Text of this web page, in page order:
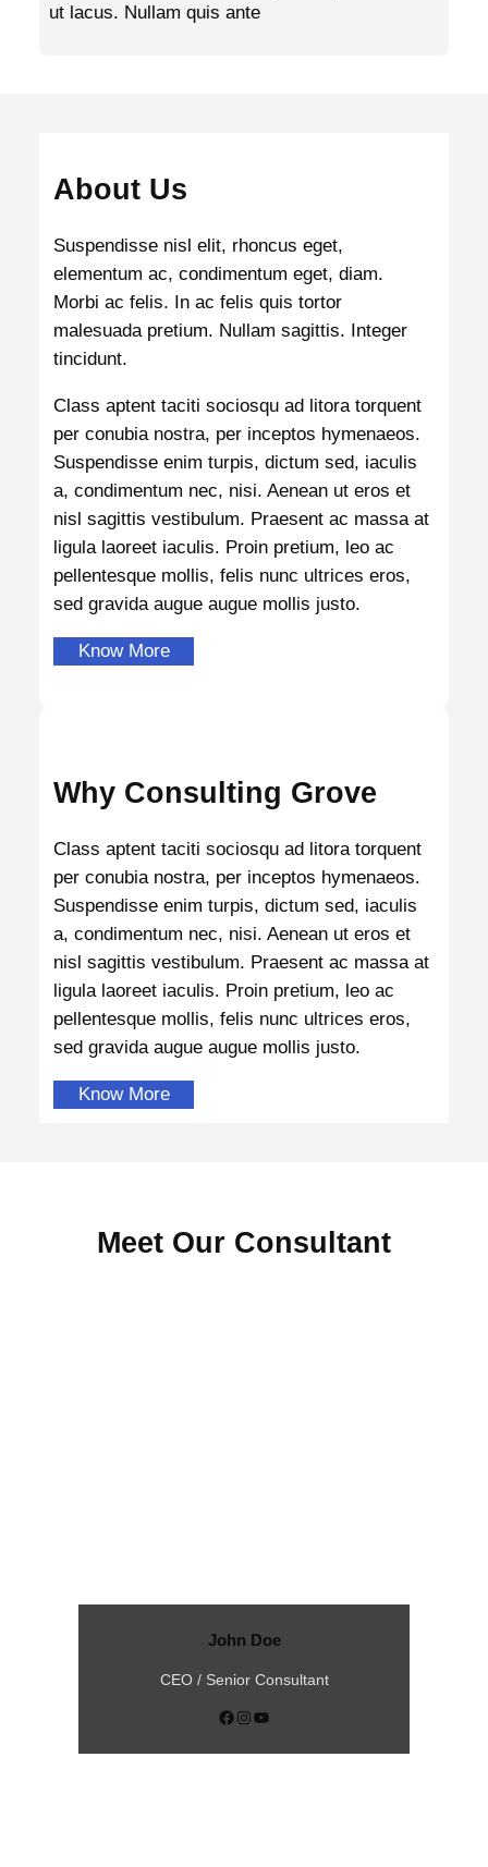
ut lacus. Nullam quis ante
About Us
Suspendisse nisl elit, rhoncus eget,
elementum ac, condimentum eget, diam.
Morbi ac felis. In ac felis quis tortor
malesuada pretium. Nullam sagittis. Integer
tincidunt.
Class aptent taciti sociosqu ad litora torquent
per conubia nostra, per inceptos hymenaeos.
Suspendisse enim turpis, dictum sed, iaculis
a, condimentum nec, nisi. Aenean ut eros et
nisl sagittis vestibulum. Praesent ac massa at
ligula laoreet iaculis. Proin pretium, leo ac
pellentesque mollis, felis nunc ultrices eros,
sed gravida augue augue mollis justo.
Know More
Why Consulting Grove
Class aptent taciti sociosqu ad litora torquent
per conubia nostra, per inceptos hymenaeos.
Suspendisse enim turpis, dictum sed, iaculis
a, condimentum nec, nisi. Aenean ut eros et
nisl sagittis vestibulum. Praesent ac massa at
ligula laoreet iaculis. Proin pretium, leo ac
pellentesque mollis, felis nunc ultrices eros,
sed gravida augue augue mollis justo.
Know More
Meet Our Consultant
John Doe
CEO / Senior Consultant
Facebook Instagram YouTube